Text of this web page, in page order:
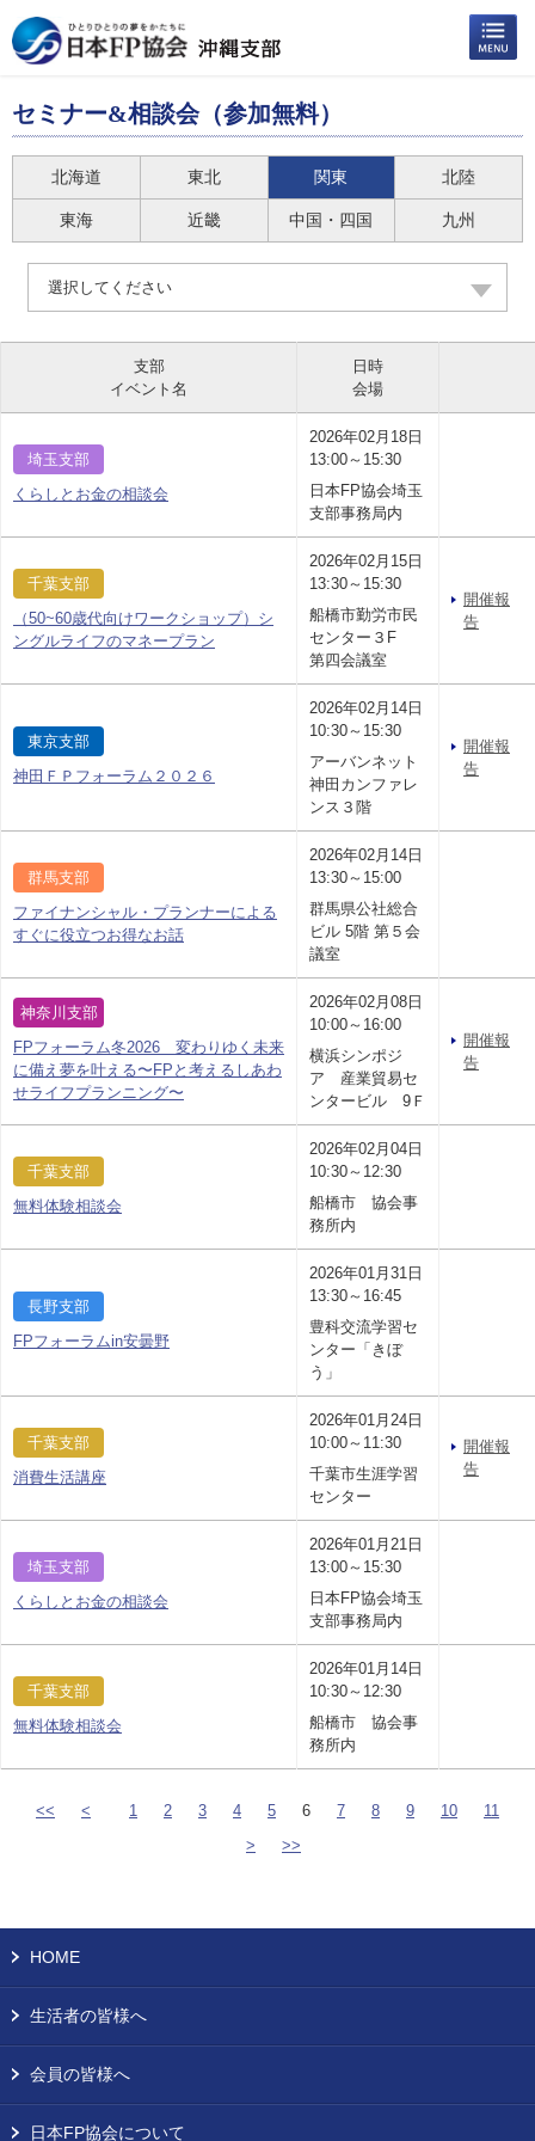
セミナー&相談会（参加無料）
北海道 東北 関東 北陸
東海 近畿 中国・四国 九州
選択してください
支部
イベント名
日時
会場
埼玉支部
くらしとお金の相談会
2026年02月18日
13:00～15:30
日本FP協会埼玉
支部事務局内
千葉支部
（50~60歳代向けワークショップ）シ
ングルライフのマネープラン
2026年02月15日
13:30～15:30
船橋市勤労市民
センター３F
第四会議室
開催報
告
東京支部
神田ＦＰフォーラム２０２６
2026年02月14日
10:30～15:30
アーバンネット
神田カンファレ
ンス３階
開催報
告
群馬支部
ファイナンシャル・プランナーによる
すぐに役立つお得なお話
2026年02月14日
13:30～15:00
群馬県公社総合
ビル 5階 第５会
議室
神奈川支部
FPフォーラム冬2026 変わりゆく未来
に備え夢を叶える〜FPと考えるしあわ
せライフプランニング〜
2026年02月08日
10:00～16:00
横浜シンポジ
ア 産業貿易セ
ンタービル 9Ｆ
開催報
告
千葉支部
無料体験相談会
2026年02月04日
10:30～12:30
船橋市 協会事
務所内
長野支部
FPフォーラムin安曇野
2026年01月31日
13:30～16:45
豊科交流学習セ
ンター「きぼ
う」
千葉支部
消費生活講座
2026年01月24日
10:00～11:30
千葉市生涯学習
センター
開催報
告
埼玉支部
くらしとお金の相談会
2026年01月21日
13:00～15:30
日本FP協会埼玉
支部事務局内
千葉支部
無料体験相談会
2026年01月14日
10:30～12:30
船橋市 協会事
務所内
<< < 1 2 3 4 5 6 7 8 9 10
11
>
>>
HOME
生活者の皆様へ
会員の皆様へ
日本FP協会について